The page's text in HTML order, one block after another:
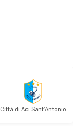
Città di Aci Sant’Antonio